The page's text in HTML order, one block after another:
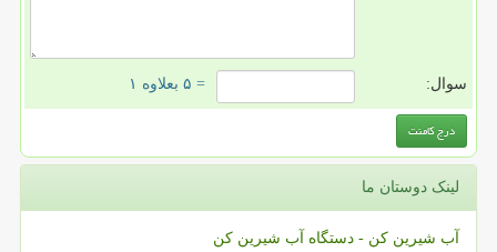
سوال: = ۵ بعلاوه ۱
لینک دوستان ما
آب شیرین کن - دستگاه آب شیرین کن